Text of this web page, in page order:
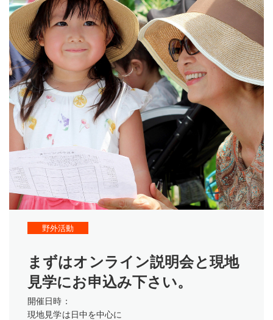
野外活動
まずはオンライン説明会と現地
見学にお申込み下さい。
開催日時：
現地見学は日中を中心に